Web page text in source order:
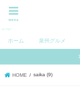
menu
ホーム 泉州グルメ
HOME saika (9)